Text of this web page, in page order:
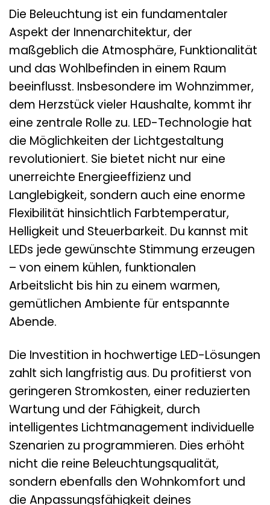
Die Beleuchtung ist ein fundamentaler
Aspekt der Innenarchitektur, der
maßgeblich die Atmosphäre, Funktionalität
und das Wohlbefinden in einem Raum
beeinflusst. Insbesondere im Wohnzimmer,
dem Herzstück vieler Haushalte, kommt ihr
eine zentrale Rolle zu. LED-Technologie hat
die Möglichkeiten der Lichtgestaltung
revolutioniert. Sie bietet nicht nur eine
unerreichte Energieeffizienz und
Langlebigkeit, sondern auch eine enorme
Flexibilität hinsichtlich Farbtemperatur,
Helligkeit und Steuerbarkeit. Du kannst mit
LEDs jede gewünschte Stimmung erzeugen
– von einem kühlen, funktionalen
Arbeitslicht bis hin zu einem warmen,
gemütlichen Ambiente für entspannte
Abende.
Die Investition in hochwertige LED-Lösungen
zahlt sich langfristig aus. Du profitierst von
geringeren Stromkosten, einer reduzierten
Wartung und der Fähigkeit, durch
intelligentes Lichtmanagement individuelle
Szenarien zu programmieren. Dies erhöht
nicht die reine Beleuchtungsqualität,
sondern ebenfalls den Wohnkomfort und
die Anpassungsfähigkeit deines